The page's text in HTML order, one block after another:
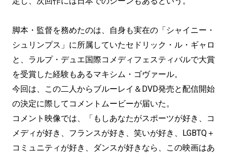
脚本・監督を務めたのは、自身も実在の「シャイニー・
シュリンプス」に所属していたセドリック・ル・ギャロ
と、ラルプ・デュエ国際コメディフェスティバルで大賞
を受賞した経験もあるマキシム・ゴヴァール。
今回は、この二人からブルーレイ＆DVD発売と配信開始
の決定に際してコメントムービーが届いた。
コメント映像では、「もしあなたがスポーツが好き、コ
メディが好き、フランスが好き、笑いが好き、LGBTQ＋
コミュニティが好き、ダンスが好きなら、この映画はあ